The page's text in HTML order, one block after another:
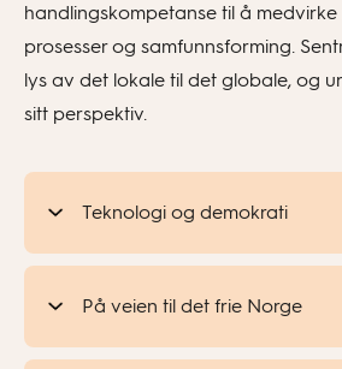
handlingskompetanse til å
prosesser og samfunnsforming.
lys av det lokale til det globale, og
sitt perspektiv.
Teknologi og demokrati
På veien til det frie Norge